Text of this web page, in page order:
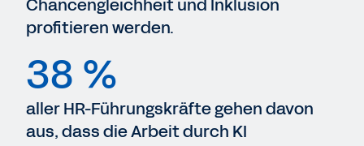
Chancengleichheit und Inklusion
profitieren werden.
38 %
aller HR-Führungskräfte gehen davon
aus, dass die Arbeit durch KI